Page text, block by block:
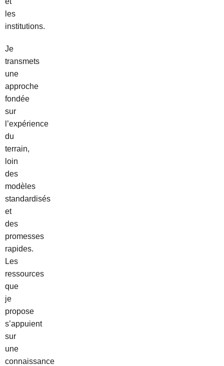
les
institutions.
Je
transmets
une
approche
fondée
sur
l’expérience
du
terrain,
loin
des
modèles
standardisés
et
des
promesses
rapides.
Les
ressources
que
je
propose
s’appuient
sur
une
connaissance